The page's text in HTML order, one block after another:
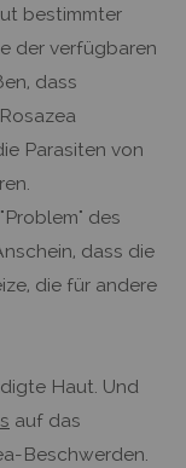
bestimmter
der verfügbaren
dass
Parasiten von
des
dass die
die für andere
Haut. Und
auf das
Beschwerden.